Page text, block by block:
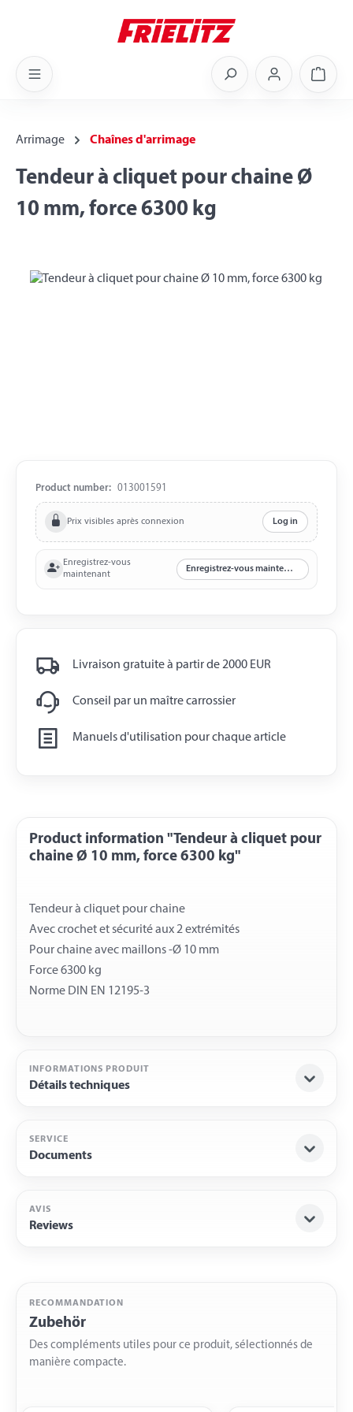
Arrimage Chaînes d'arrimage
Tendeur à cliquet pour chaine Ø
10 mm, force 6300 kg
Skip image gallery
Product number: 013001591
Prix visibles après connexion Log in
Enregistrez-vous
maintenant
Enregistrez-vous maintenant
Livraison gratuite à partir de 2000 EUR
Conseil par un maître carrossier
Manuels d'utilisation pour chaque article
Product information "Tendeur à cliquet pour
chaine Ø 10 mm, force 6300 kg"
Tendeur à cliquet pour chaine
Avec crochet et sécurité aux 2 extrémités
Pour chaine avec maillons -Ø 10 mm
Force 6300 kg
INFORMATIONS PRODUIT
Détails techniques
SERVICE
Documents
AVIS
Reviews
RECOMMANDATION
Zubehör
Des compléments utiles pour ce produit, sélectionnés de
manière compacte.